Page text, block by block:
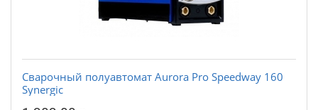
Сварочный полуавтомат Aurora Pro Speedway 160
Synergic